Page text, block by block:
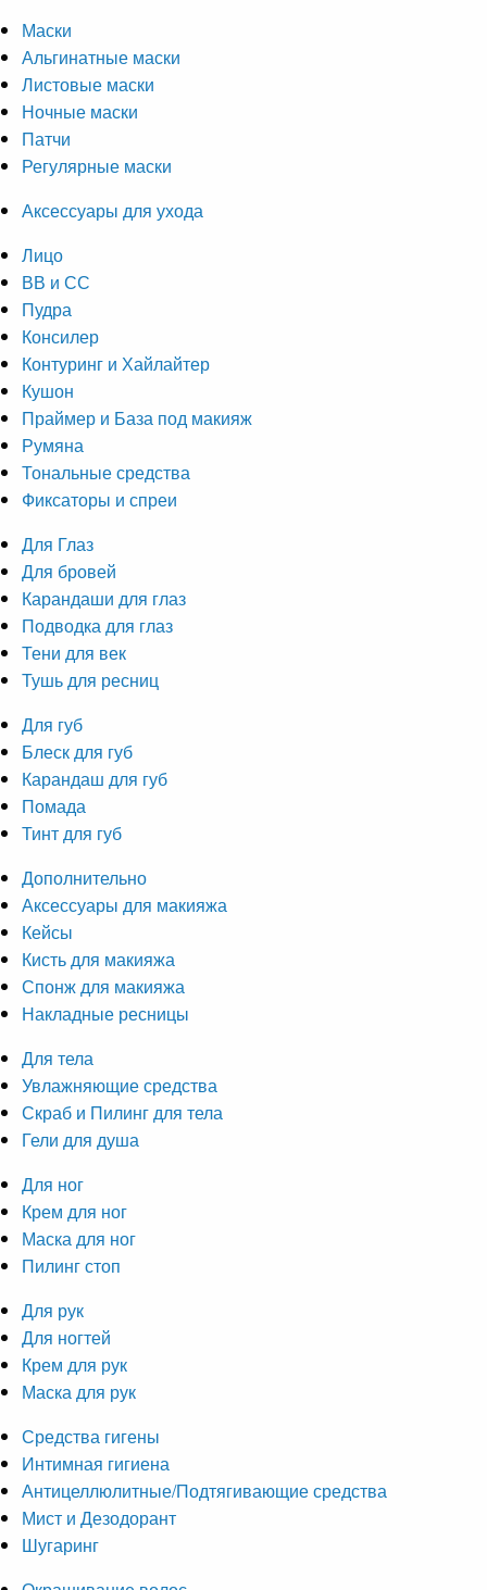
Маски
Альгинатные маски
Листовые маски
Ночные маски
Патчи
Регулярные маски
Аксессуары для ухода
Лицо
ВВ и СС
Пудра
Консилер
Контуринг и Хайлайтер
Кушон
Праймер и База под макияж
Румяна
Тональные средства
Фиксаторы и спреи
Для Глаз
Для бровей
Карандаши для глаз
Подводка для глаз
Тени для век
Тушь для ресниц
Для губ
Блеск для губ
Карандаш для губ
Помада
Тинт для губ
Дополнительно
Аксессуары для макияжа
Кейсы
Кисть для макияжа
Спонж для макияжа
Накладные ресницы
Для тела
Увлажняющие средства
Скраб и Пилинг для тела
Гели для душа
Для ног
Крем для ног
Маска для ног
Пилинг стоп
Для рук
Для ногтей
Крем для рук
Маска для рук
Средства гигены
Интимная гигиена
Антицеллюлитные/Подтягивающие средства
Мист и Дезодорант
Шугаринг